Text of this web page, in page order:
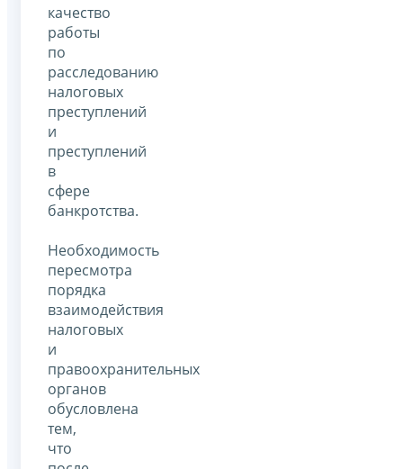
качество
работы
по
расследованию
налоговых
преступлений
и
преступлений
в
сфере
банкротства.
Необходимость
пересмотра
порядка
взаимодействия
налоговых
и
правоохранительных
органов
обусловлена
тем,
что